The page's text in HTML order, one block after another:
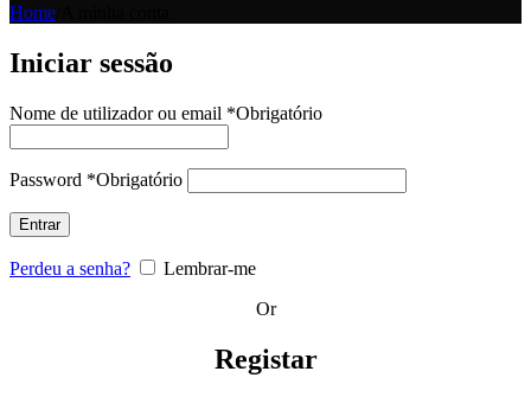
Home
Iniciar sessão
Nome de utilizador ou email *Obrigatório
Password *Obrigatório
Entrar
Perdeu a senha?
Lembrar-me
Or
Registar